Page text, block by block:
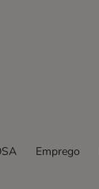
Emprego